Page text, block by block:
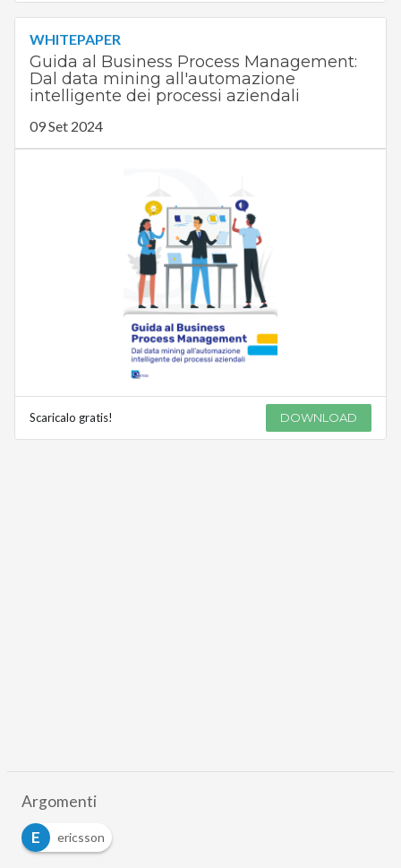
WHITEPAPER
Guida al Business Process Management:
Dal data mining all'automazione
intelligente dei processi aziendali
09 Set 2024
Scaricalo gratis! DOWNLOAD
Argomenti
E
ericsson